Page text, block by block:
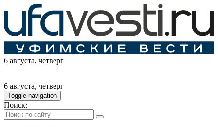
6 августа, четверг
6 августа, четверг
Toggle navigation
Поиск: